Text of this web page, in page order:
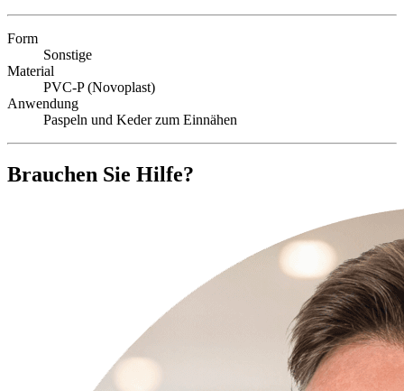
Form
Sonstige
Material
PVC-P (Novoplast)
Anwendung
Paspeln und Keder zum Einnähen
Brauchen Sie Hilfe?